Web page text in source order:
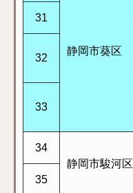
静岡市葵区
31
32
33
34
静岡市駿河区
35